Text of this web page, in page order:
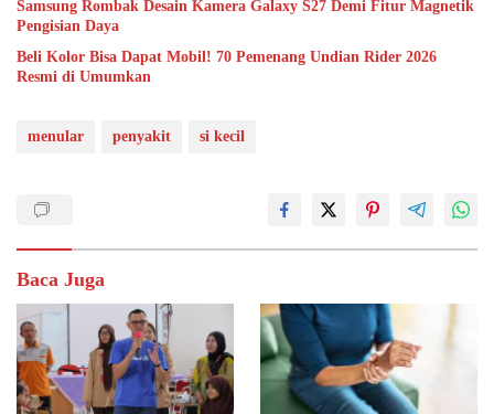
Samsung Rombak Desain Kamera Galaxy S27 Demi Fitur Magnetik
Pengisian Daya
Beli Kolor Bisa Dapat Mobil! 70 Pemenang Undian Rider 2026
Resmi di Umumkan
menular penyakit si kecil
Baca Juga